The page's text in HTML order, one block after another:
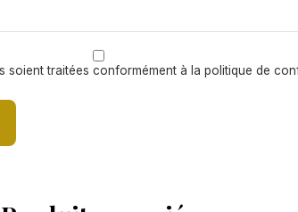
soient traitées conformément à la politique de